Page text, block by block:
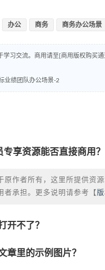
办公 商务 商务办公场景
学习交流。商用请至[商用版权购买
业绩团队办公场景-2
享资源能否直接商用？
原作者所有，这里所提供资
者承担。更多说明请参考【
开不了？
章里的示例图片？